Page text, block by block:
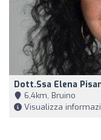
Dott.ssa Elena
6,4km, Bruino
Visualizza